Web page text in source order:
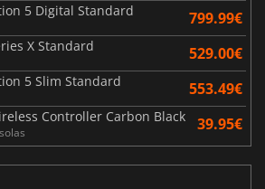
5 Digital Standard 799.99€
X Standard 529.00€
5 Slim Standard 553.49€
Controller Carbon Black 39.95€